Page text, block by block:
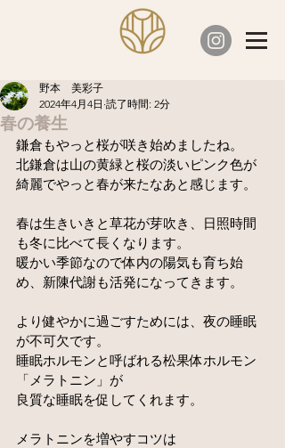
春の養生
野本 美彩子
2024年4月4日 読了時間: 2分
鎌倉もやっと桜が咲き始めましたね。
北鎌倉は山の黄緑と桜の淡いピンク色が
綺麗でやっと春が来たなあと感じます。
春は生きいきと草花が芽吹き、日照時間
も冬に比べて長くなります。
暖かい季節なので体内の陽気も育ち始
め、新陳代謝も活発になってきます。
より健やかに過ごすためには、夜の睡眠
が不可欠です。
睡眠ホルモンと呼ばれる松果体ホルモン
「メラトニン」が
良質な睡眠を促してくれます。
メラトニンを増やすコツは